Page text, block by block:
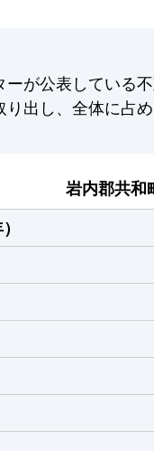
が公表している
出し、全体に占
岩内郡共和